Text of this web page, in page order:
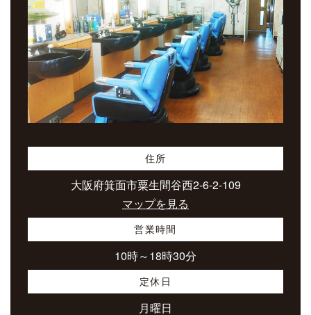
住所
大阪府箕面市粟生間谷西2-6-2-109
マップを見る
営業時間
10時～18時30分
定休日
月曜日